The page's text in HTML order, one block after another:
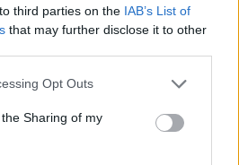
third parties on the IAB’s List of
that may further disclose it to other
app uses one or more Google
usage behaviour. You may click to
Google and its third-party tags to
purposes in below Google
Opt Outs
Sharing of my